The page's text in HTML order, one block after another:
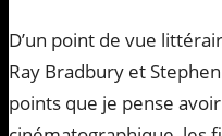
D’un point de vue
Ray Bradbury et
points que je pense